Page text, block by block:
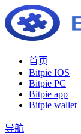
首页
Bitpie IOS
Bitpie PC
Bitpie app
Bitpie wallet
导航